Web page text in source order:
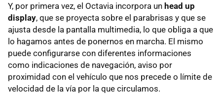
Y, por primera vez, el Octavia incorpora un head up
display, que se proyecta sobre el parabrisas y que se
ajusta desde la pantalla multimedia, lo que obliga a que
lo hagamos antes de ponernos en marcha. El mismo
puede configurarse con diferentes informaciones
como indicaciones de navegación, aviso por
proximidad con el vehículo que nos precede o límite de
velocidad de la vía por la que circulamos.